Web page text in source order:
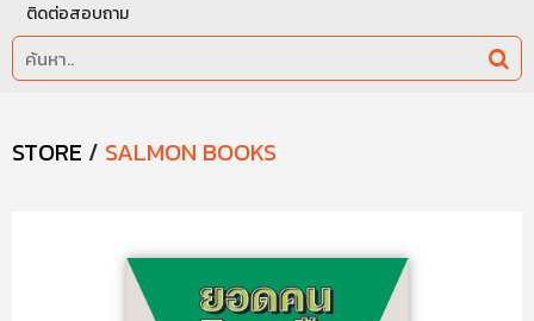
ติดต่อสอบถาม
STORE / SALMON BOOKS